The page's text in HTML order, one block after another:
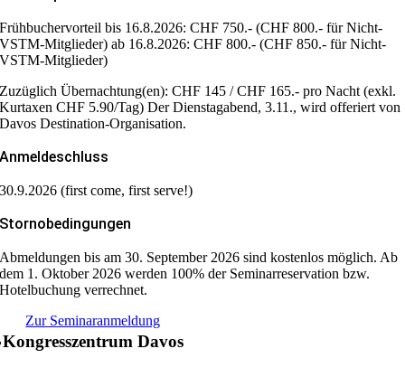
Frühbuchervorteil bis 16.8.2026: CHF 750.- (CHF 800.- für Nicht-
VSTM-Mitglieder) ab 16.8.2026: CHF 800.- (CHF 850.- für Nicht-
VSTM-Mitglieder)
Zuzüglich Übernachtung(en): CHF 145 / CHF 165.- pro Nacht (exkl.
Kurtaxen CHF 5.90/Tag) Der Dienstagabend, 3.11., wird offeriert von
Davos Destination-Organisation.
Anmeldeschluss
30.9.2026 (first come, first serve!)
Stornobedingungen
Abmeldungen bis am 30. September 2026 sind kostenlos möglich. Ab
dem 1. Oktober 2026 werden 100% der Seminarreservation bzw.
Hotelbuchung verrechnet.
Zur Seminaranmeldung
Kongresszentrum Davos